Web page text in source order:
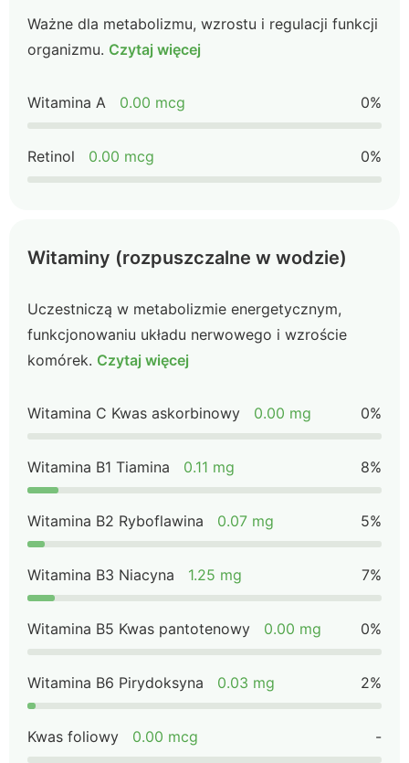
Ważne dla metabolizmu, wzrostu i regulacji funkcji
organizmu. Czytaj więcej
Witamina A 0.00 mcg 0%
Retinol 0.00 mcg 0%
Witaminy (rozpuszczalne w wodzie)
Uczestniczą w metabolizmie energetycznym,
funkcjonowaniu układu nerwowego i wzroście
komórek. Czytaj więcej
Witamina C Kwas askorbinowy 0.00 mg 0%
Witamina B1 Tiamina 0.11 mg 8%
Witamina B2 Ryboflawina 0.07 mg 5%
Witamina B3 Niacyna 1.25 mg 7%
Witamina B5 Kwas pantotenowy 0.00 mg 0%
Witamina B6 Pirydoksyna 0.03 mg 2%
Kwas foliowy 0.00 mcg -